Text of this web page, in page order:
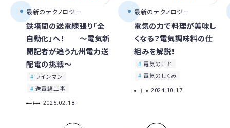
最新のテクノロジー
鉄塔間の送電線張り「全
自動化」へ！ ～電気新
聞記者が追う九州電力送
配電の挑戦～
ラインマン
送電線工事
2025.02.18
最新のテクノロジー
電気の力で料理が美味し
くなる？電気調味料の仕
組みを解説！
電気のこと
電気のしくみ
2024.10.17